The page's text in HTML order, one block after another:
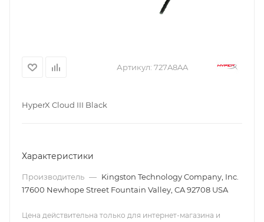
Артикул: 727A8AA
HyperX Cloud III Black
Характеристики
Производитель — Kingston Technology Company, Inc.
17600 Newhope Street Fountain Valley, CA 92708 USA
Цена действительна только для интернет-магазина и